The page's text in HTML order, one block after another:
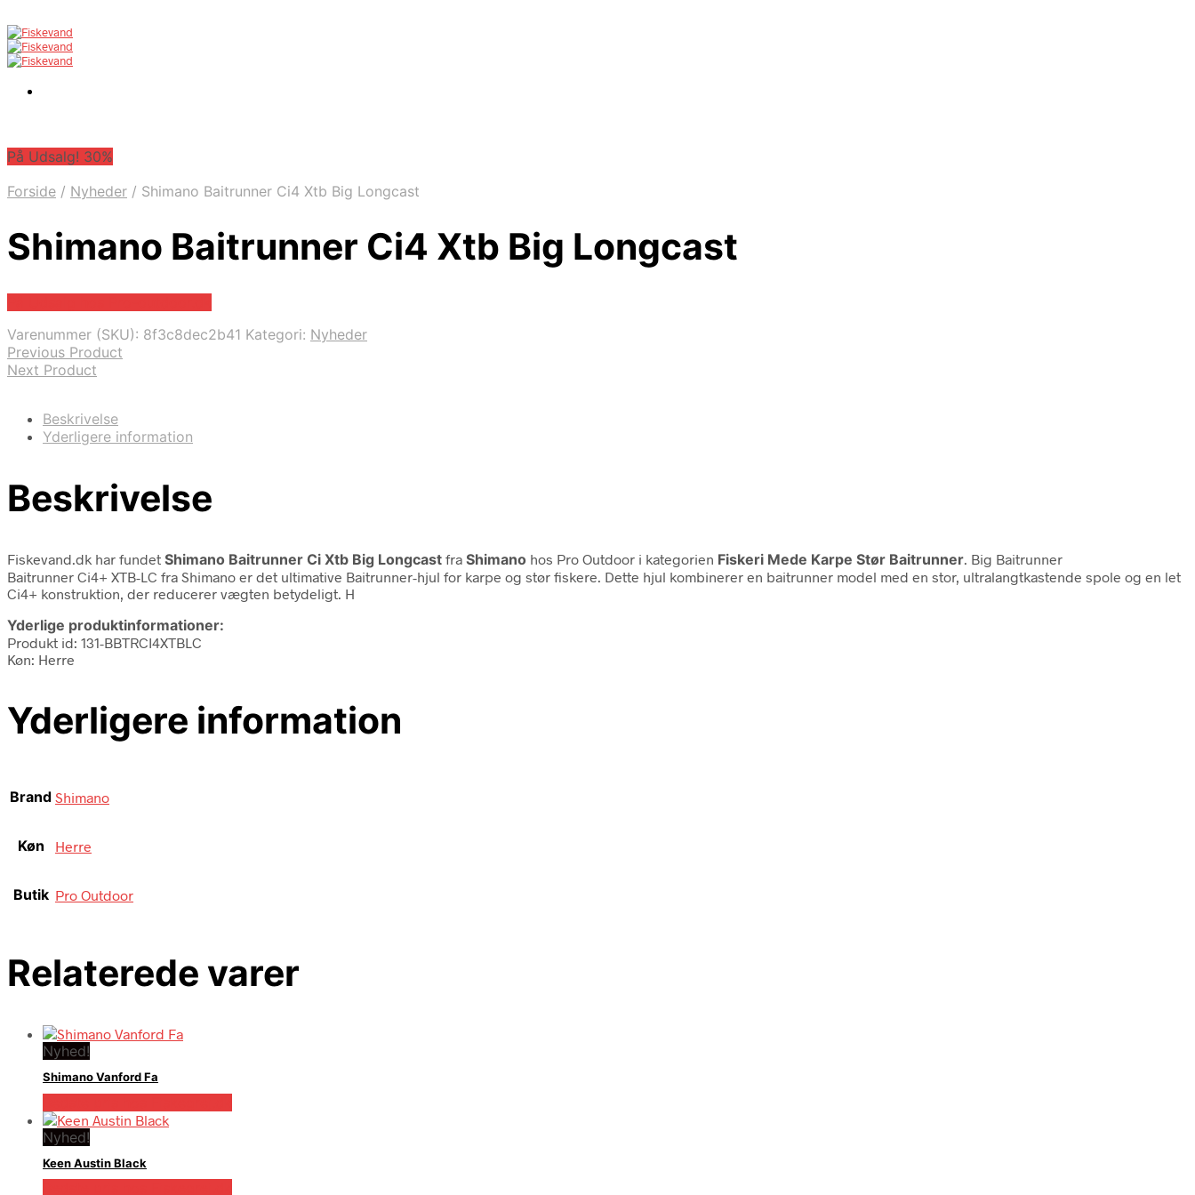
På Udsalg! 30%
Forside / Nyheder / Shimano Baitrunner Ci4 Xtb Big Longcast
Shimano Baitrunner Ci4 Xtb Big Longcast
Varenummer (SKU): 8f3c8dec2b41 Kategori: Nyheder
Previous Product
Next Product
Beskrivelse
Yderligere information
Beskrivelse
Fiskevand.dk har fundet Shimano Baitrunner Ci Xtb Big Longcast fra Shimano hos Pro Outdoor i kategorien Fiskeri Mede Karpe Stør Baitrunner . Big Baitrunner
Baitrunner Ci4+ XTB-LC fra Shimano er det ultimative Baitrunner-hjul for karpe og stør fiskere. Dette hjul kombinerer en baitrunner model med en stor, ultralangtkastende spole og en let
Ci4+ konstruktion, der reducerer vægten betydeligt. H
Yderlige produktinformationer:
Produkt id: 131-BBTRCI4XTBLC
Køn: Herre
Yderligere information
Brand Shimano
Køn Herre
Butik Pro Outdoor
Relaterede varer
Nyhed!
Shimano Vanford Fa
Nyhed!
Keen Austin Black